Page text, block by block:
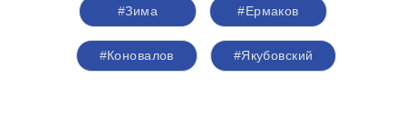
#Зима #Ермаков
#Коновалов #Якубовский